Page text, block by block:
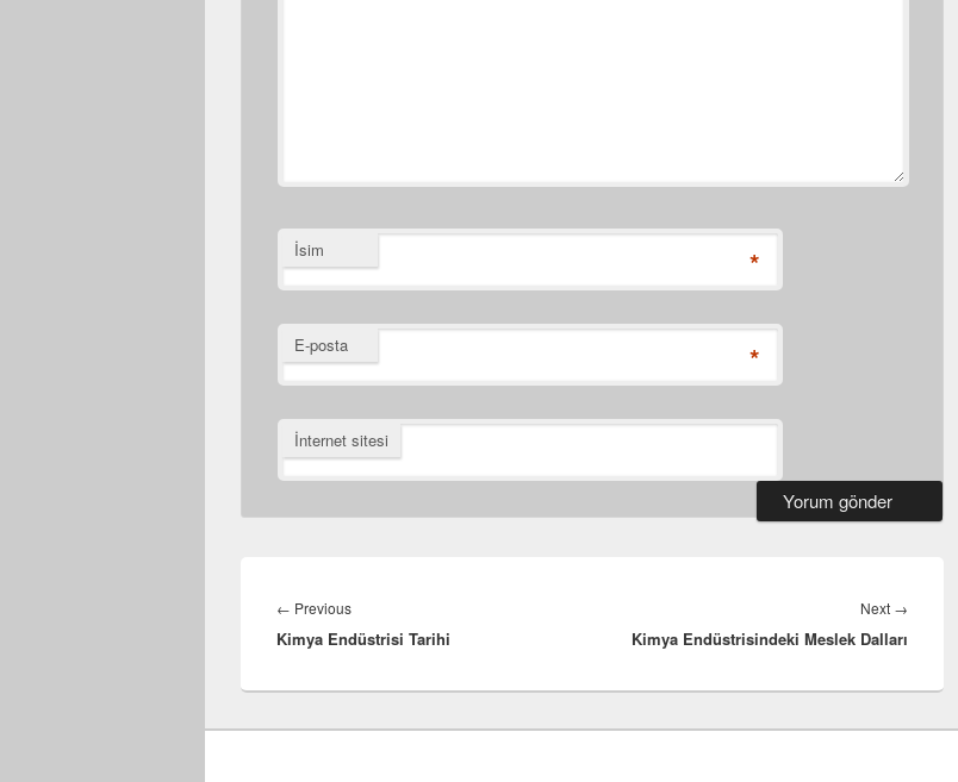
İsim *
E-posta *
İnternet sitesi
gezinmesi
← PreviousPrevious
post:
Kimya Endüstrisi Tarihi
Next →
Kimya Endüstrisindeki Meslek Dalları